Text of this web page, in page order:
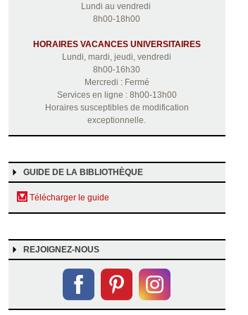
Lundi au vendredi
8h00-18h00
HORAIRES VACANCES UNIVERSITAIRES
Lundi, mardi, jeudi, vendredi
8h00-16h30
Mercredi : Fermé
Services en ligne : 8h00-13h00
Horaires susceptibles de modification
exceptionnelle.
GUIDE DE LA BIBLIOTHÈQUE
Télécharger le guide
REJOIGNEZ-NOUS